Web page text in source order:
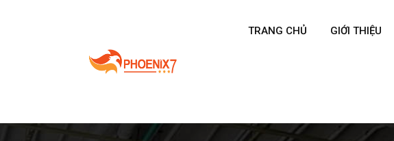
TRANG CHỦ GIỚI THIỆU